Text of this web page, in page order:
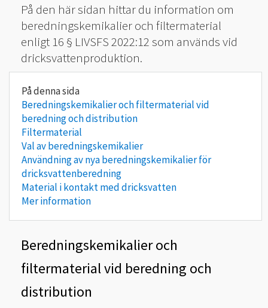
På den här sidan hittar du information om
beredningskemikalier och filtermaterial
enligt 16 § LIVSFS 2022:12 som används vid
dricksvattenproduktion.
Beredningskemikalier och filtermaterial vid
beredning och distribution
Filtermaterial
Val av beredningskemikalier
Användning av nya beredningskemikalier för
dricksvattenberedning
Material i kontakt med dricksvatten
Mer information
Beredningskemikalier och
filtermaterial vid beredning och
distribution